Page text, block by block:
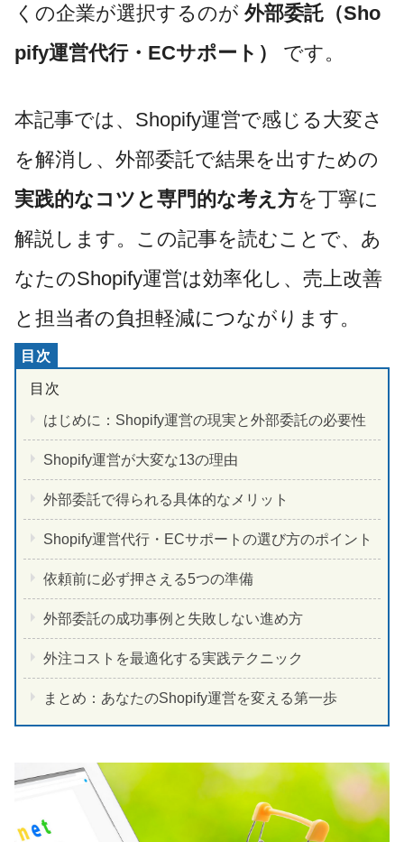
くの企業が選択するのが 外部委託（Sho
pify運営代行・ECサポート）
です。
本記事では、Shopify運営で感じる大変さ
を解消し、外部委託で結果を出すための
実践的なコツと専門的な考え方を丁寧に
解説します。この記事を読むことで、あ
なたのShopify運営は効率化し、売上改善
と担当者の負担軽減につながります。
はじめに：Shopify運営の現実と外部委託の必要性
Shopify運営が大変な13の理由
外部委託で得られる具体的なメリット
Shopify運営代行・ECサポートの選び方のポイント
依頼前に必ず押さえる5つの準備
外部委託の成功事例と失敗しない進め方
外注コストを最適化する実践テクニック
まとめ：あなたのShopify運営を変える第一歩